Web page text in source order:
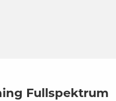
Fullspektrum